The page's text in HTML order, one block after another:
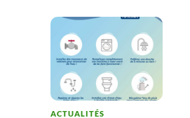
ACTUALITÉS